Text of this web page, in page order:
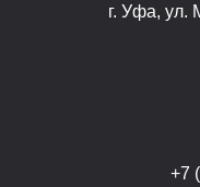
г. Уфа, ул.
+7